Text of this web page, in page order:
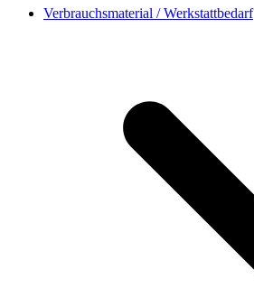
Verbrauchsmaterial / Werkstattbedarf